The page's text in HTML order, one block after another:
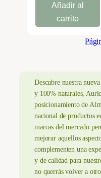
Añadir al
carrito
Descubre nuestra
y 100% naturales,
posicionamiento de
nacional de productos
marcas del mercado
mejorar aquellos
complementen una
y de calidad para
no querrás volver a